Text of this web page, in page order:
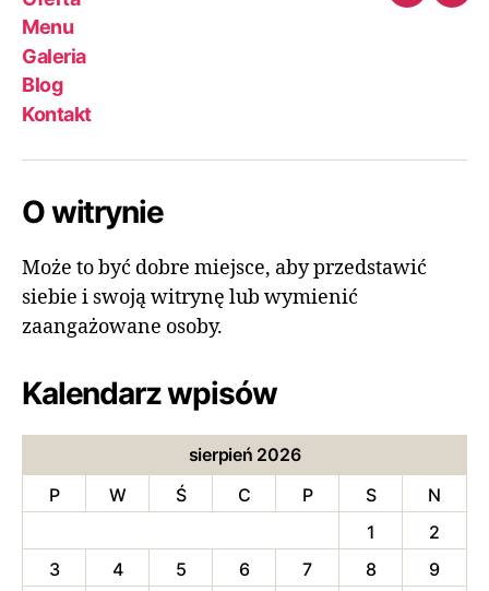
Menu
Galeria
Blog
Kontakt
O witrynie
Może to być dobre miejsce, aby przedstawić
siebie i swoją witrynę lub wymienić
zaangażowane osoby.
Kalendarz wpisów
sierpień 2026
P
W Ś C P S
N
1
2
3
4 5 6 7 8
9